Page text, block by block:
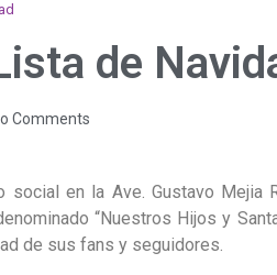
de
Comments
social en la Ave. Gustavo Mejia
“Nuestros Hijos y
de sus fans y seguidores.